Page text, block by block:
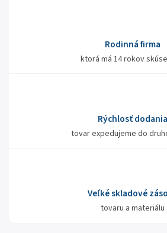
Rodinná firma
ktorá má 14 rokov
Rýchlosť dodania
tovar expedujeme do
Veľké skladové
tovaru a materiálu